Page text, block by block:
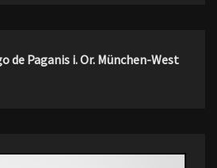
de Paganis i. Or. München-West